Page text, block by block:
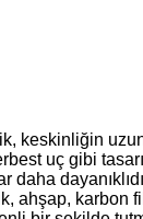
keskinliğin
uç gibi
daha
ahşap, karbon